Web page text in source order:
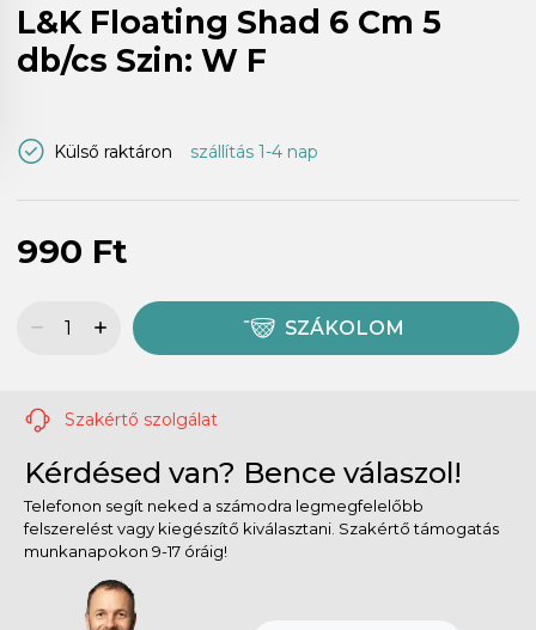
L&K Floating Shad 6 Cm 5
db/cs Szin: W F
Külső raktáron szállítás 1-4 nap
990 Ft
SZÁKOLOM
Szakértő szolgálat
Kérdésed van? Bence válaszol!
Telefonon segít neked a számodra legmegfelelőbb
felszerelést vagy kiegészítő kiválasztani. Szakértő támogatás
munkanapokon 9-17 óráig!